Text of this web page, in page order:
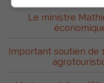
8
Le ministre
Important soutien de